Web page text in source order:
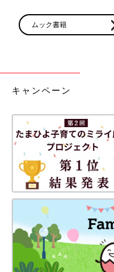
ワンピース／アイ アム
ゴールディ（(株)ゴールデ
関連：息子が生まれて「本
の「家族と本気で遊ぶ」生
ムック書籍
キャンペーン